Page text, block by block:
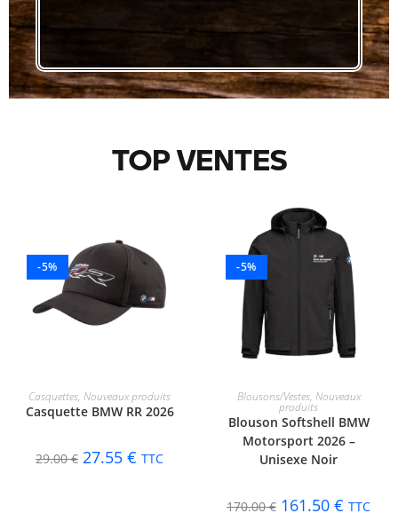
TOP VENTES
-5%
AJOUTER AU PANIER
Casquettes, Nouveaux produits
Casquette BMW RR 2026
29.00€ 27.55 € TTC
-5%
CHOIX DES OPTIONS
Blousons/Vestes, Nouveaux
produits
Blouson Softshell BMW
Motorsport 2026 –
Unisexe Noir
170.00€ 161.50 € TTC